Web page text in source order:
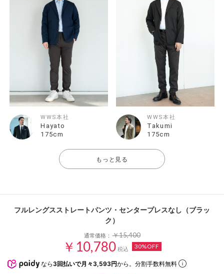
WWS本社
Hayato
175cm
WWS本社
Takumi
175cm
もっと見る
フルレングスストレートパンツ・センタープレスなし（ブラッ
ク）
通常価格：￥15,400
￥10,780 税込 30%OFF
なら 3回払いで月々3,593円から。分割手数料無料